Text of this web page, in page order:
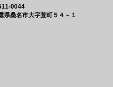
0044
県桑名市大字萱町５４－１